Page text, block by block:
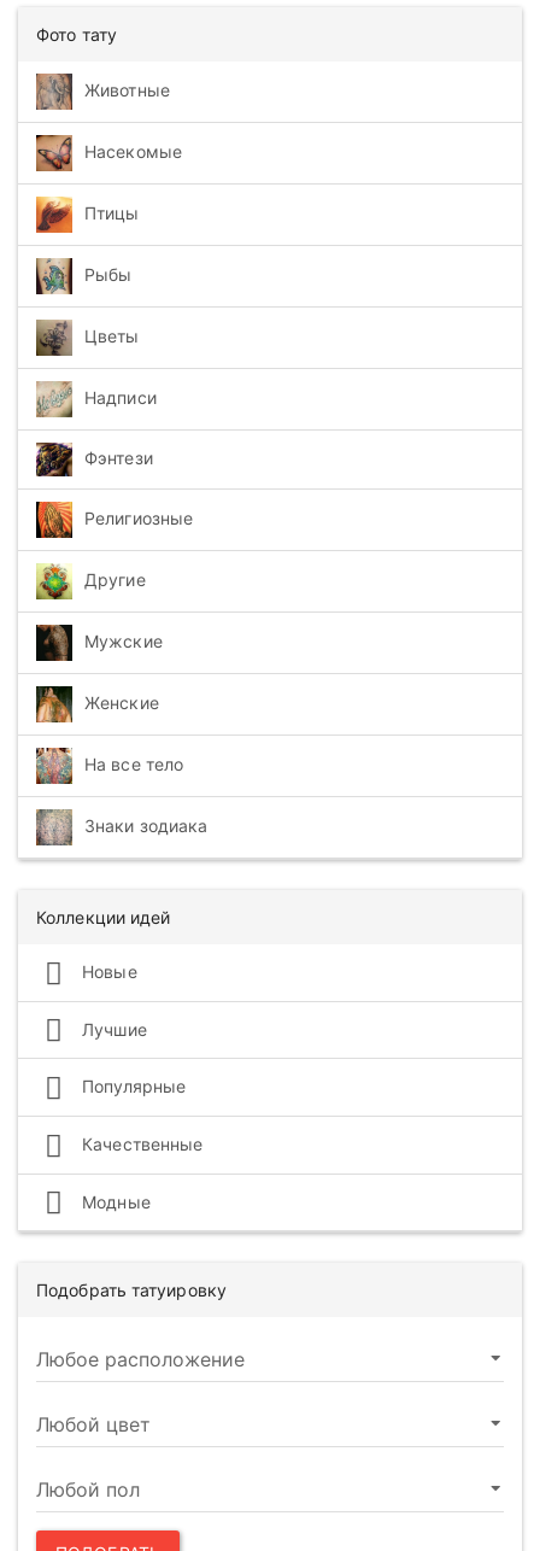
Фото тату
Животные
Насекомые
Птицы
Рыбы
Цветы
Надписи
Фэнтези
Религиозные
Другие
Мужские
Женские
На все тело
Знаки зодиака
Коллекции идей
Новые
Лучшие
Популярные
Качественные
Модные
Подобрать татуировку